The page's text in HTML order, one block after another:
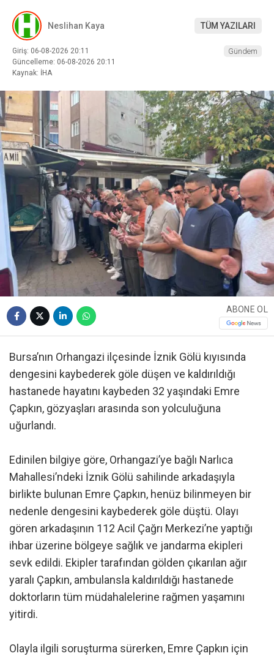
Neslihan Kaya TÜM YAZILARI
Giriş: 06-08-2026 20:11
Güncelleme: 06-08-2026 20:11
Kaynak: İHA
Gündem
ABONE OL
Bursa’nın Orhangazi ilçesinde İznik Gölü kıyısında
dengesini kaybederek göle düşen ve kaldırıldığı
hastanede hayatını kaybeden 32 yaşındaki Emre
Çapkın, gözyaşları arasında son yolculuğuna
uğurlandı.
Edinilen bilgiye göre, Orhangazi’ye bağlı Narlıca
Mahallesi’ndeki İznik Gölü sahilinde arkadaşıyla
birlikte bulunan Emre Çapkın, henüz bilinmeyen bir
nedenle dengesini kaybederek göle düştü. Olayı
gören arkadaşının 112 Acil Çağrı Merkezi’ne yaptığı
ihbar üzerine bölgeye sağlık ve jandarma ekipleri
sevk edildi. Ekipler tarafından gölden çıkarılan ağır
yaralı Çapkın, ambulansla kaldırıldığı hastanede
doktorların tüm müdahalelerine rağmen yaşamını
yitirdi.
Olayla ilgili soruşturma sürerken, Emre Çapkın için